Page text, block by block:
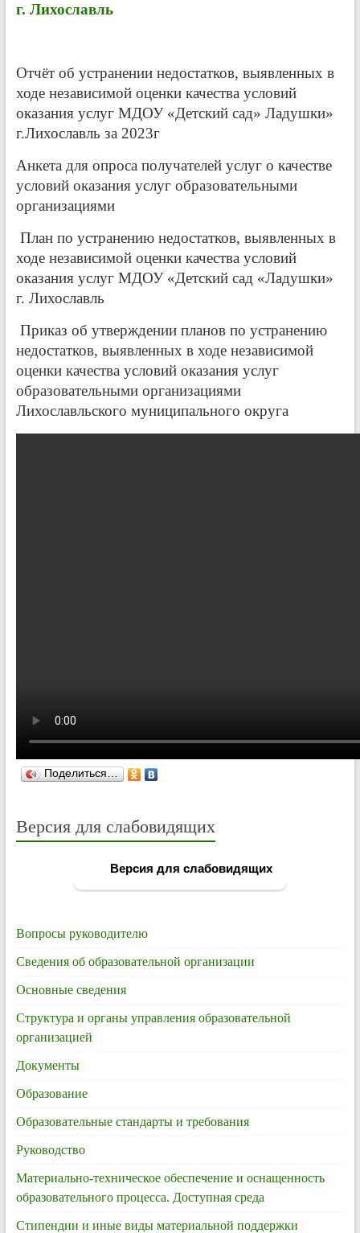
г. Лихославль
Отчёт об устранении недостатков, выявленных в
ходе независимой оценки качества условий
оказания услуг МДОУ «Детский сад» Ладушки»
г.Лихославль за 2023г
Анкета для опроса получателей услуг о качестве
условий оказания услуг образовательными
организациями
План по устранению недостатков, выявленных в
ходе независимой оценки качества условий
оказания услуг МДОУ «Детский сад «Ладушки»
г. Лихославль
Приказ об утверждении планов по устранению
недостатков, выявленных в ходе независимой
оценки качества условий оказания услуг
образовательными организациями
Лихославльского муниципального округа
Поделиться…
Версия для слабовидящих
Версия для слабовидящих
Вопросы руководителю
Сведения об образовательной организации
Основные сведения
Структура и органы управления образовательной
организацией
Документы
Образование
Образовательные стандарты и требования
Руководство
Материально-техническое обеспечение и оснащенность
образовательного процесса. Доступная среда
Стипендии и иные виды материальной поддержки